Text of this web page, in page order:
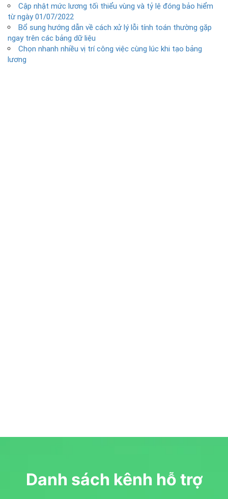
Cập nhật mức lương tối thiểu vùng và tỷ lệ đóng bảo hiểm
từ ngày 01/07/2022
Bổ sung hướng dẫn về cách xử lý lỗi tính toán thường gặp
ngay trên các bảng dữ liệu
Chọn nhanh nhiều vị trí công việc cùng lúc khi tạo bảng
lương
Danh sách kênh hỗ trợ